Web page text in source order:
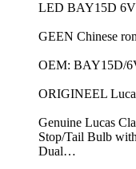
LED BAY15D
GEEN Chinese
OEM: BAY15D/
ORIGINEEL
Genuine Lucas
Stop/Tail Bulb
Dual…